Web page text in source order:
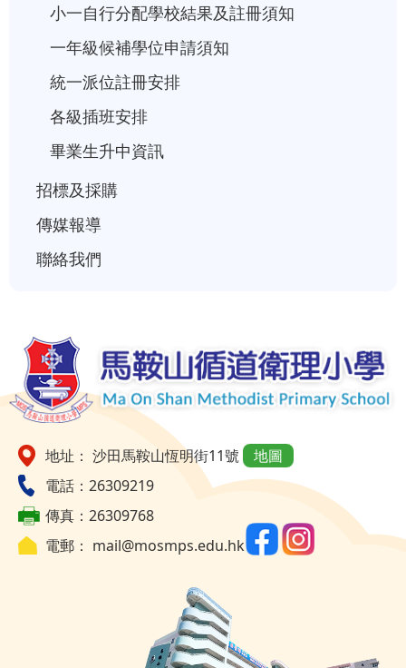
小一自行分配學校結果及註冊須知
一年級候補學位申請須知
統一派位註冊安排
各級插班安排
畢業生升中資訊
招標及採購
傳媒報導
聯絡我們
地址： 沙田馬鞍山恆明街11號
地圖
電話：26309219
傳真：26309768
電郵： mail@mosmps.edu.hk